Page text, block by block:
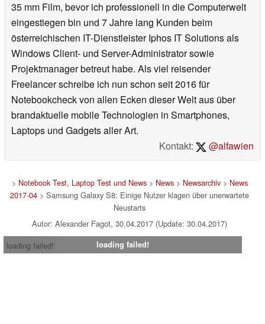
35 mm Film, bevor ich professionell in die Computerwelt
eingestiegen bin und 7 Jahre lang Kunden beim
österreichischen IT-Dienstleister Iphos IT Solutions als
Windows Client- und Server-Administrator sowie
Projektmanager betreut habe. Als viel reisender
Freelancer schreibe ich nun schon seit 2016 für
Notebookcheck von allen Ecken dieser Welt aus über
brandaktuelle mobile Technologien in Smartphones,
Laptops und Gadgets aller Art.
Kontakt:
@alfawien
> Notebook Test, Laptop Test und News> News> Newsarchiv> News
2017-04 > Samsung Galaxy S8: Einige Nutzer klagen über unerwartete
Neustarts
Autor: Alexander Fagot, 30.04.2017 (Update: 30.04.2017)
loading failed!
loading failed!